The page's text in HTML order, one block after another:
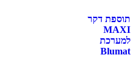
תוספת דקר
MAXI
למערכת
Blumat